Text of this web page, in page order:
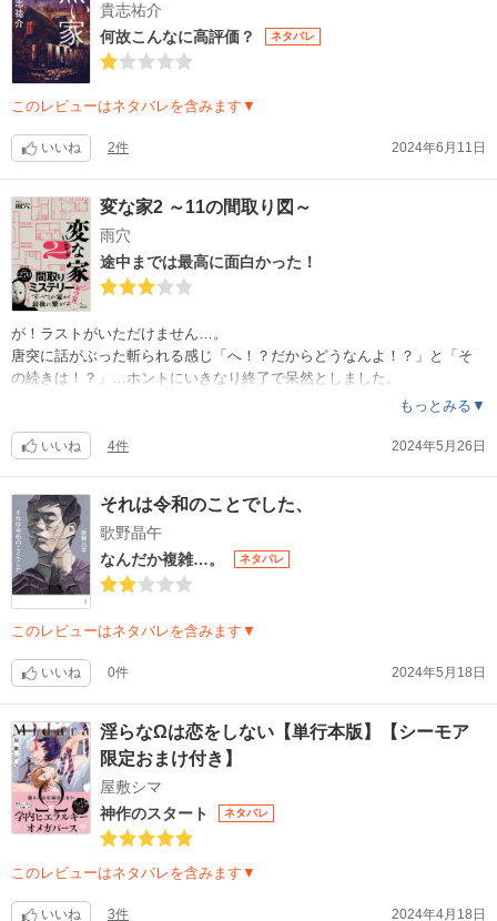
貴志祐介
何故こんなに高評価？
ネタバレ
このレビューはネタバレを含みます▼
いいね 2件 2024年6月11日
変な家2 ～11の間取り図～
雨穴
途中までは最高に面白かった！
が！ラストがいただけません…。
唐突に話がぶった斬られる感じ「へ！？だからどうなんよ！？」と「そ
の続きは！？」…ホントにいきなり終了で呆然としました。
は…。
もっとみる▼
いいね 4件 2024年5月26日
それは令和のことでした、
歌野晶午
なんだか複雑…。
ネタバレ
このレビューはネタバレを含みます▼
いいね 0件 2024年5月18日
淫らなΩは恋をしない【単行本版】【シーモア
限定おまけ付き】
屋敷シマ
神作のスタート
ネタバレ
このレビューはネタバレを含みます▼
いいね 3件 2024年4月18日